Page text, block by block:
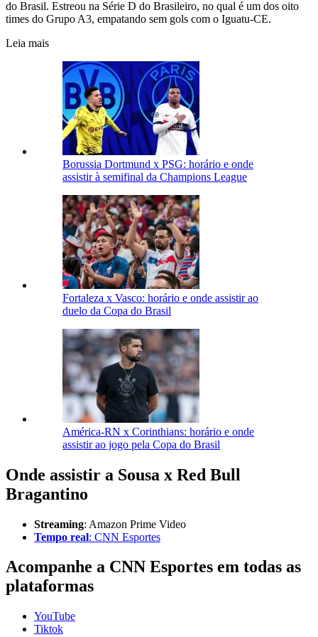
do Brasil. Estreou na Série D do Brasileiro, no qual é um dos oito
times do Grupo A3, empatando sem gols com o Iguatu-CE.
Leia mais
Borussia Dortmund x PSG: horário e onde
assistir à semifinal da Champions League
Fortaleza x Vasco: horário e onde assistir ao
duelo da Copa do Brasil
América-RN x Corinthians: horário e onde
assistir ao jogo pela Copa do Brasil
Onde assistir a Sousa x Red Bull
Bragantino
Streaming: Amazon Prime Video
Tempo real: CNN Esportes
Acompanhe a CNN Esportes em todas as
plataformas
YouTube
Tiktok